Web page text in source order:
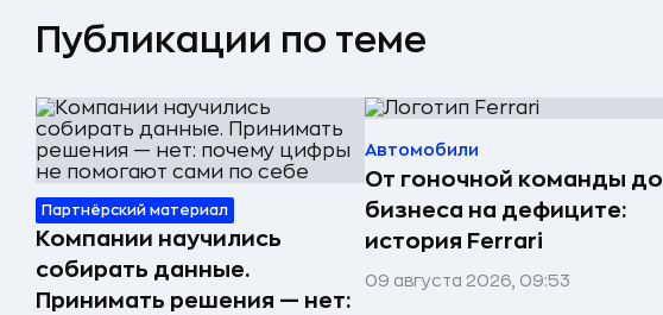
Публикации по теме
Партнёрский материал
Компании научились
собирать данные.
Принимать решения — нет:
Автомобили
От гоночной команды до
бизнеса на дефиците:
история Ferrari
09 августа 2026, 09:53